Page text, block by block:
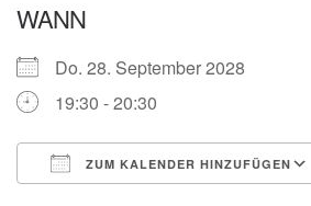
WANN
Do. 28. September 2028
19:30 - 20:30
ZUM KALENDER HINZUFÜGEN